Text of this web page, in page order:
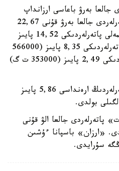
جالعا بەرۋ باعاسى ارزانداپ
وتىر. وسىلايشا، 3 بولمەلى پاتەرلەردى جالعا بەرۋ قۇنى 22,67
پايىز (184000 تەڭگە)، 2 بولمەلى پاتەرلەردىكى 14,52 پايىز
(127000 ت گ)، 5 بولمەلى پاتەرلەردىكى 8,35 پايىز (566000
ت گ) جانە 4 بولمەلى پاتەرلەردىكى 2,49 پايىز (353000 ت گ)
سونداي- اق ءبىر بولمەلى پاتەرلەردىڭ ارەنداسى 5,86 پايىز
پاتەرلەردى جالعا الۋ قۇنى
قۇرايدى. «ارزان» باسپانا ءۇشىن